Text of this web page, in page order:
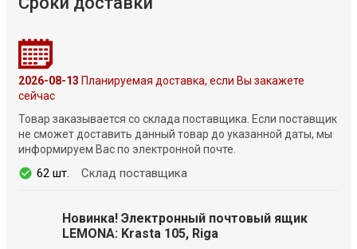
2026-08-13 Планируемая доставка, если Вы закажете
сейчас
Товар заказывается со склада поставщика. Если поставщик
не сможет доставить данный товар до указанной даты, мы
информируем Вас по электронной почте.
62 шт. Склад поставщика
Новинка! Электронный почтовый ящик
LEMONA: Krasta 105, Riga